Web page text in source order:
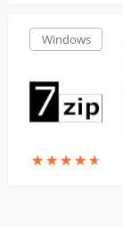
Windows
★★★★★
★★★★★